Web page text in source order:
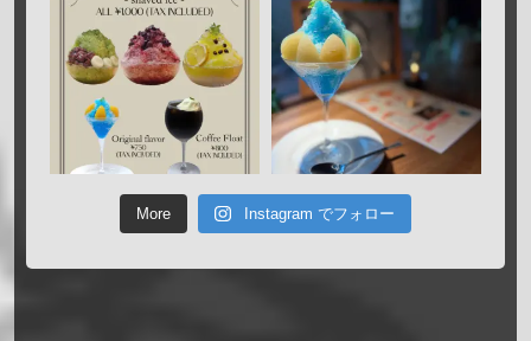
More Instagram でフォロー